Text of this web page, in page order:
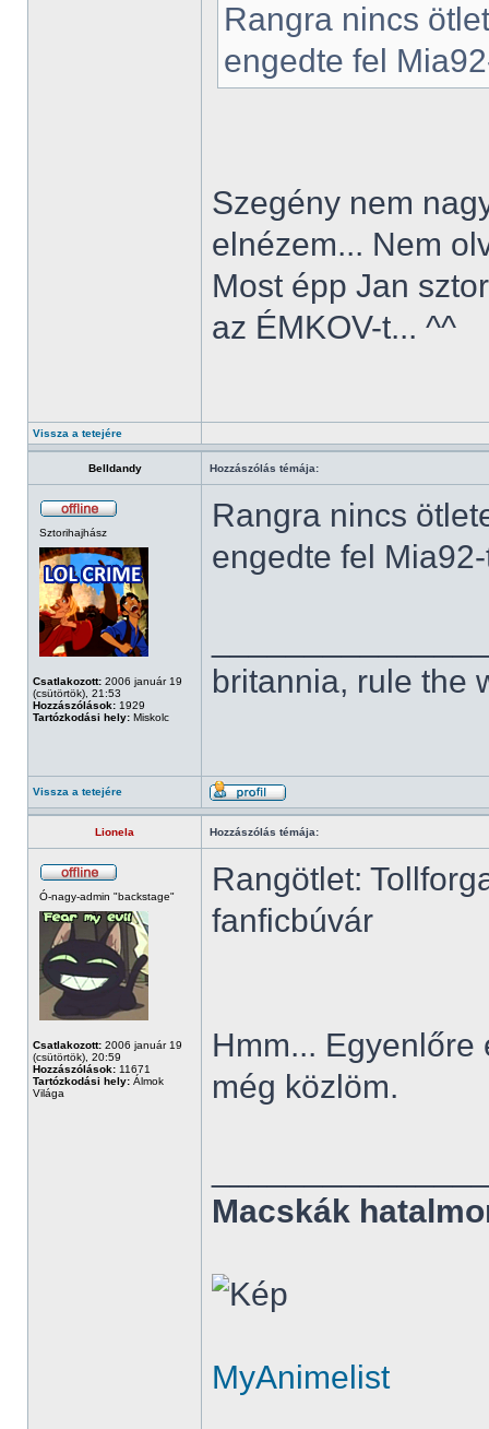
Rangra nincs
engedte fel
Szegény nem
elnézem... Nem
Most épp Jan
az ÉMKOV-t... ^^
Vissza a tetejére
Belldandy Hozzászólás témája:
Sztorihajhász
Csatlakozott: 2006 január 19
(csütörtök), 21:53
Hozzászólások: 1929
Tartózkodási hely: Miskolc
Rangra nincs
engedte fel
britannia, rule the
Vissza a tetejére
Lionela Hozzászólás témája:
Ó-nagy-admin "backstage"
Csatlakozott: 2006 január 19
(csütörtök), 20:59
Hozzászólások: 11671
Tartózkodási hely: Álmok
Világa
Rangötlet:
fanficbúvár
Hmm...
még közlöm.
Macskák
MyAnimelist